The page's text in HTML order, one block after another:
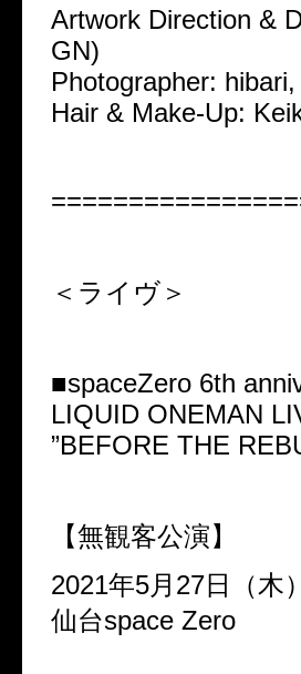
Artwork Direction &
GN)
Photographer:
Hair & Make-Up:
＜ライヴ＞
■spaceZero 6th
LIQUID ONEMAN
”BEFORE THE
【無観客公演】
2021年5月27日（木）
仙台space Zero